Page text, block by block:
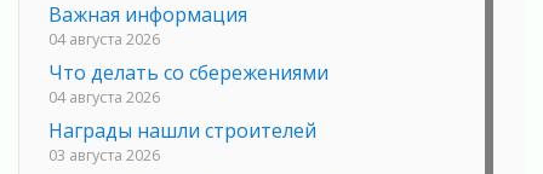
Важная информация
04 августа 2026
Что делать со сбережениями
04 августа 2026
Награды нашли строителей
03 августа 2026